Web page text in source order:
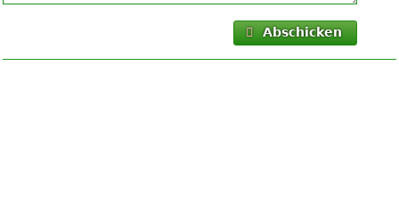
Abschicken